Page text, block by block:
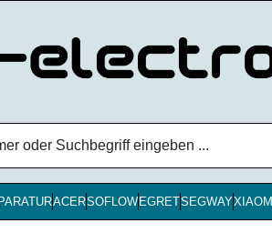
ACERSOFLOW EGRETSEGWAYXIAOMI